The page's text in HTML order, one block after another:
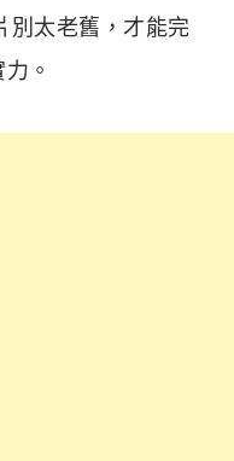
別太老舊，才能完
。